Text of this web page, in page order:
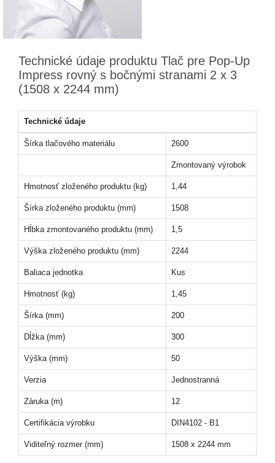
Technické údaje produktu Tlač pre Pop-Up
Impress rovný s bočnými stranami 2 x 3
(1508 x 2244 mm)
Technické údaje
Šírka tlačového materiálu 2600
Zmontovaný výrobok
Hmotnosť zloženého produktu (kg) 1,44
Šírka zloženého produktu (mm) 1508
Hĺbka zmontovaného produktu (mm) 1,5
Výška zloženého produktu (mm) 2244
Baliaca jednotka Kus
Hmotnosť (kg) 1,45
Šírka (mm) 200
Dĺžka (mm) 300
Výška (mm) 50
Verzia Jednostranná
Záruka (m) 12
Certifikácia výrobku DIN4102 - B1
Viditeľný rozmer (mm) 1508 x 2244 mm